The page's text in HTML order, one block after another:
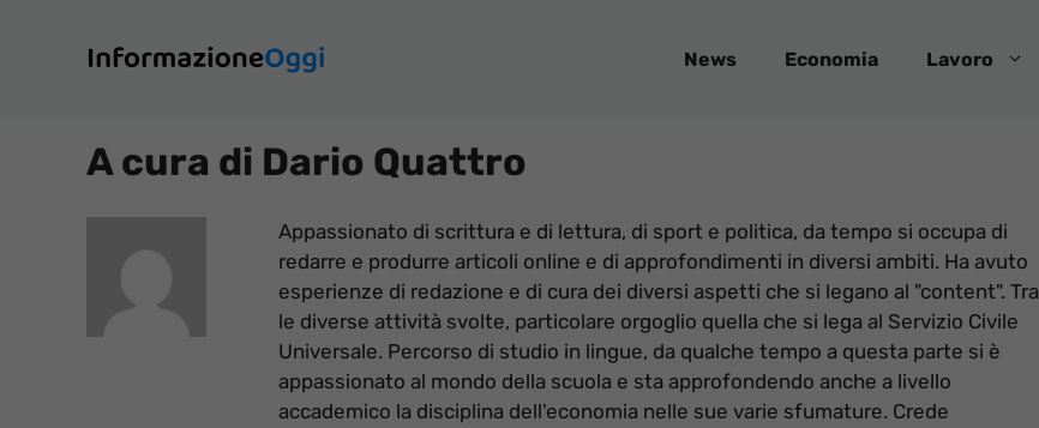
contenuto
News Economia Lavoro
A cura di Dario Quattro
Appassionato di scrittura e di lettura, di sport e politica, da tempo si occupa di
redarre e produrre articoli online e di approfondimenti in diversi ambiti. Ha avuto
esperienze di redazione e di cura dei diversi aspetti che si legano al "content". Tra
le diverse attività svolte, particolare orgoglio quella che si lega al Servizio Civile
Universale. Percorso di studio in lingue, da qualche tempo a questa parte si è
appassionato al mondo della scuola e sta approfondendo anche a livello
accademico la disciplina dell'economia nelle sue varie sfumature. Crede